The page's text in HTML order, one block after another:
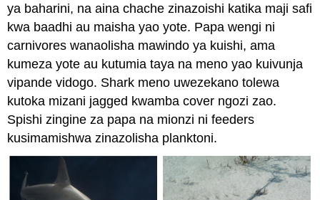
ya baharini, na aina chache zinazoishi katika maji safi
kwa baadhi au maisha yao yote. Papa wengi ni
carnivores wanaolisha mawindo ya kuishi, ama
kumeza yote au kutumia taya na meno yao kuivunja
vipande vidogo. Shark meno uwezekano tolewa
kutoka mizani jagged kwamba cover ngozi zao.
Spishi zingine za papa na mionzi ni feeders
kusimamishwa zinazolisha planktoni.